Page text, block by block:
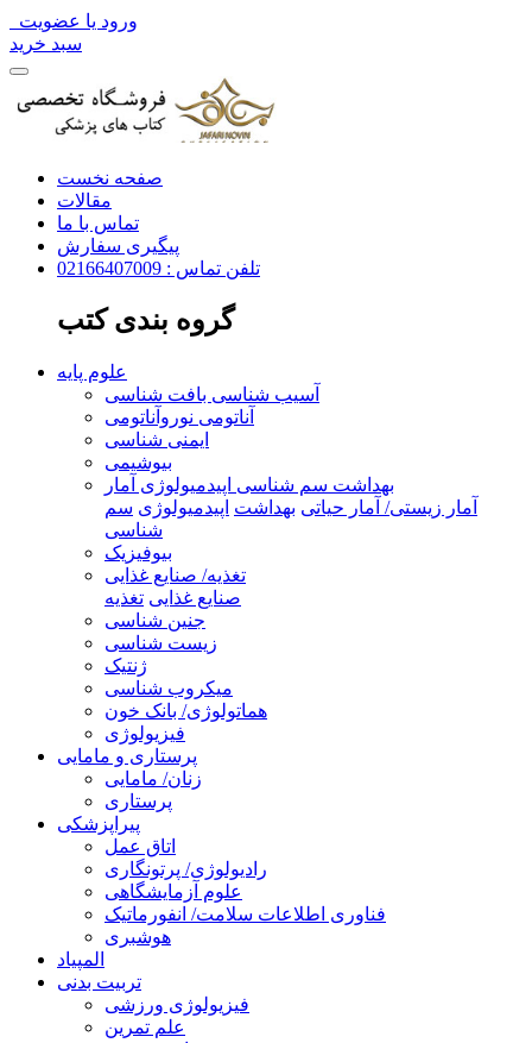
ورود یا عضویت
سبد خرید
صفحه نخست
مقالات
تماس با ما
پیگیری سفارش
تلفن تماس : 02166407009
گروه بندی کتب
علوم پایه
آسیب شناسی بافت شناسی
آناتومی نوروآناتومی
ایمنی شناسی
بیوشیمی
بهداشت سم شناسی اپیدمیولوژی آمار
آمار زیستی/ آمار حیاتی بهداشت اپیدمیولوژی سم
شناسی
بیوفیزیک
تغذیه/ صنایع غذایی
صنایع غذایی تغذیه
جنین شناسی
زیست شناسی
ژنتیک
میکروب شناسی
هماتولوژی/ بانک خون
فیزیولوژی
پرستاری و مامایی
زنان/ مامایی
پرستاری
پیراپزشکی
اتاق عمل
رادیولوژی/ پرتونگاری
علوم آزمایشگاهی
فناوری اطلاعات سلامت/ انفورماتیک
هوشبری
المپیاد
تربیت بدنی
فیزیولوژی ورزشی
علم تمرین